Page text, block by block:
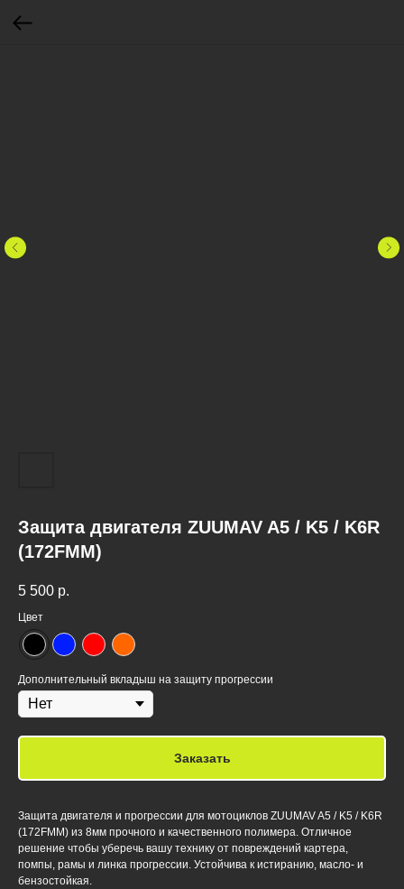
Защита двигателя ZUUMAV A5 / K5 / K6R
(172FMM)
5 500 р.
Цвет
Дополнительный вкладыш на защиту прогрессии
Заказать
Защита двигателя и прогрессии для мотоциклов ZUUMAV A5 / K5 / K6R
(172FMM) из 8мм прочного и качественного полимера. Отличное
решение чтобы уберечь вашу технику от повреждений картера,
помпы, рамы и линка прогрессии. Устойчива к истиранию, масло- и
бензостойкая.